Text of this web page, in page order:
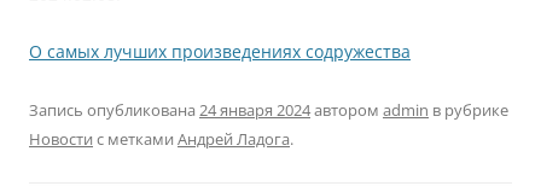
О самых лучших произведениях содружества
Запись опубликована 24 января 2024автором admin в рубрике
Новости с метками Андрей Ладога.